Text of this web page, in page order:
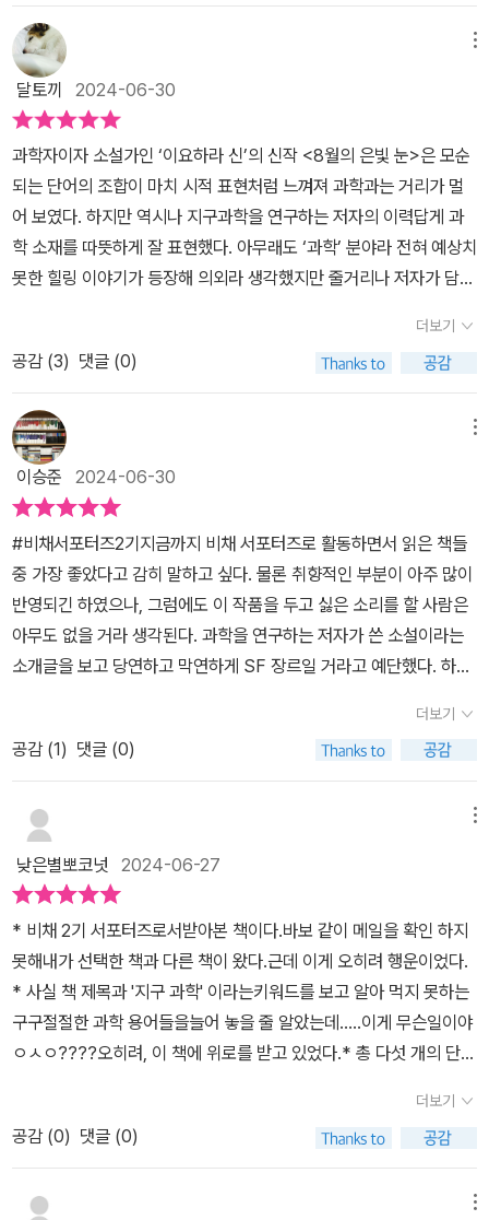
다.” _ 옮긴이의 말
해서 죽음의 땅으로 변해버린 후쿠시마를 찾아간다.지진 발생이 후
단 한번도 후쿠시마 땅을 가본 적이 없었던 다쓰로는 해변에 날아드
는 연의 방향에 이끌려서 차에서 내리고 연이 날리는 방향을 쫓아간
다.​[100미터 정도 앞에서 나이 든 남자가 연줄을 당기고 있다. 몇 명
정도 있을 줄 알았는데, 달랑 한 사람뿐이었다. 연은 육지에서 불어오
는 바람을 받으며 바다 위에 떠 있다. 겨울의 전조처럼 서늘한, 북쪽으
로 살짝 고개를 돌린 서풍이다.]-10만년 뒤의 서풍 중에서연이 날리
는 방향으로 따라간 다쓰로는 연을 날리는 남자를 만나고 어린 시절
아버지와 함께 연을 날렸던 미국산 '게일러 카이트'연이라는 걸 알고
친근감을 보인다.후쿠시마 해변가에서 연을 날리는 남자의 이름은 다
로 연을 날리면서 습관처럼 기상을 관측하고 있었다.다키구치는 기상
기구에 달아서 상공으로 띄워 넣고 예보에 사용할 데이터를 수집하는
일을 했었다.기상 관측 연구가인 다키구치는 1930년대에는 연에 온
도계를 달고 기상을 예측하는데 이용했다며 다쓰로 앞에서 직접 시연
을 해 보인다.그는 매일 해변에서 연을 날리며 레이더도 기구도 드론
같은 최첨단 기상 관측 기기가 아닌 연 줄을 타고 손으로 느껴지는 상
공 공기의 감촉과 온도로 바람의 세기와 방향을 예측하고 습관처럼
데이터를 기록하고 있다.다쓰로는 발길이 머무는 곳마다 연을 날리며
기상을 관측하는 다키구치가 동일본 후쿠시마 지역에서 원전이 있었
던 도미오카마치를 갈 예정이라는 말에 원전 회사에 다녔었다는 말을
과장으로 승진해서 9월 말에 발생 했던 지진으로 인해 원자로 격납시
설에 문제가 생겼는지 점검을 나섰다.진도 4지진 발생으로 원자로의
안전 장치 역할을 하는 필터 벨트에 뒤틀림을 발견한 다쓰로 팀은 보
고서를 작성하지만 부장은 새로운 규제 기준에 근거해서 진도 4정도
로 배관이 손상되었다는 건 회사 이미지에 악영향을 미치니 보고서를
수정하라고 지시하고 문제가 발생했던 원자로의 일시 가동 중지 결정
을 내리지 않는다.원자로 전력회사의 하청 회사에 소속된 다쓰로는
상사의 지시로 보고서를 수정한다.그렇게 보고서를 수정하고 나서 리
히터 규모 7.3 의 지진과 지진 해일로 도쿄전력이 운영하는 후쿠시마
제1 원자력 발전소의 원자로 1-4호기에서 누출 사고가 발생한다.이
사고는 분명 현실에서 일어날 리 없는 일이 언젠가 어디선가 일어날
수 있는 일로 뒤바뀐 치명적인 인재 사고 였다.다쓰로는 폐암 투병 중
고서를 수정한 직원이 아들이라는 사실을 알게 된다면 가족이 사회로
부터 받을 막대한 후폭풍을 감당하기 힘들다는 생각에 사직서를 제출
한다.원전 사고 이후 폐원자로 처리 시설회사 일을 시작한 다쓰로는
원전 사고 유출 발생 지점 근처에서 날리던 연을 따라 서풍으로 이동
달토끼 2024-06-30
과학자이자 소설가인 ‘이요하라 신’의 신작 <8월의 은빛 눈>은 모순
되는 단어의 조합이 마치 시적 표현처럼 느껴져 과학과는 거리가 멀
어 보였다. 하지만 역시나 지구과학을 연구하는 저자의 이력답게 과
학 소재를 따뜻하게 잘 표현했다. 아무래도 ‘과학’ 분야라 전혀 예상치
못한 힐링 이야기가 등장해 의외라 생각했지만 줄거리나 저자가 담고
자의 시선으로 바라본 세상을 다룬다. 줄거리는 다르지만 각각의 단
편들이 이야기하고자하는 바가 같다는 생각이 들었다. 각각의 등장인
물들은 현실 세계에 충분히 있을만한 캐릭터들이라 매우 공감이 되었
고 따뜻하고 위로 가득한 장면들에 울컥했다.개인적으로 책의 내용이
너무 좋아 저자의 다른 출간작인 <달까지 3킬로미터>의 내용도 궁금
해 읽어볼 계획이다. 좋은 작품을 만날 때의 쾌감이란 이루 말할 수 없
는데, 처음 읽어 보는 ‘이요하라 신’의 글이 정말 좋아서 앞으로 나올
책들도 기대가 된다.*본 포스팅은 출판사로부터 책을 제공받아 주관
적으로 작성되었습니다.
더보기
공감 (3) 댓글 (0)
이승준 2024-06-30
#비채서포터즈2기지금까지 비채 서포터즈로 활동하면서 읽은 책들
중 가장 좋았다고 감히 말하고 싶다. 물론 취향적인 부분이 아주 많이
반영되긴 하였으나, 그럼에도 이 작품을 두고 싫은 소리를 할 사람은
아무도 없을 거라 생각된다. 과학을 연구하는 저자가 쓴 소설이라는
소개글을 보고 당연하고 막연하게 SF 장르일 거라고 예단했다. 하지
고 있는 상황들은 이보다 더 현실적일 수가 없다. 그리고 그런 피곤하
고 지치는 현실에서 한 줄기 빛과 같은 위로를 건네는 느낌이 작위적
이지 않아 더욱 진정성 있게 다가온다. 가슴 한 켠이 뭉클해지는 이 감
각, 너무 좋다.책에는 총 다섯 개의 단편이 수록되어있고, 이들을 모두
아우르는 주제 한 줄기가 있다.📖 ‘과학자가 보고 있는 풍경을, 세계
의 모습을, 인생의 막다른 길목에 다다른 지극히 평범한 사람들이 우
연히 들여다보게 된다면, 어떤 일이 일어날까?’ (294p)옮긴이의 말
에 있는 문장인데, 이보다 더 이 책을 잘 설명할 수 있는 문장이 없을
것 같아 이곳에 옮겨 적는다. 앞서 말했듯 요즘 서점가에 유행하는 뻔
하고 흔한 힐링 소설들과는 전혀 다르다. 실제 저자가 지구과학을 연
구하는 분이다보니 그 과학자만의 시선에서 비롯되는 위로가 참으로
진정성있게 느껴지기 때문이다. 단편의 특성상 줄거리를 옮겨 적다가
결말까지 발설할 것 같아 꾹 참고 그저 ‘한번만 읽어봐라’고 말할 뿐이
다. 너무 좋았고, 같이 출간된 저자의 다른 작품 또한 언젠가 구매하여
더보기
공감 (1) 댓글 (0)
낮은별뽀코넛 2024-06-27
* 비채 2기 서포터즈로서받아본 책이다.바보 같이 메일을 확인 하지
못해내가 선택한 책과 다른 책이 왔다.근데 이게 오히려 행운이었다.
* 사실 책 제목과 '지구 과학' 이라는키워드를 보고 알아 먹지 못하는
구구절절한 과학 용어들을늘어 놓을 줄 알았는데.....이게 무슨일이야
ㅇㅅㅇ????오히려, 이 책에 위로를 받고 있었다.* 총 다섯 개의 단편
코 지나갔던 과학을 알려준다.예를 들면, 우리가 살고 있는 지구에도
핵이 존재 하고, 그 핵은 층층이 쌓여져 있다.딱딱한 층이 있는가 하면
여린 층도 있고,어마무시하게 뜨거운 층도 있다.* 작가님은 이런 지
구의 '과학적 사실'을'인간'에게 빗대었다.인간도 그저 지구 속에 살아
더보기
공감 (0) 댓글 (0)